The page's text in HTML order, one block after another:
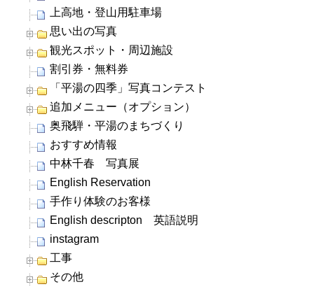
上高地・登山用駐車場
思い出の写真
観光スポット・周辺施設
割引券・無料券
「平湯の四季」写真コンテスト
追加メニュー（オプション）
奥飛騨・平湯のまちづくり
おすすめ情報
中林千春 写真展
English Reservation
手作り体験のお客様
English descripton 英語説明
instagram
工事
その他